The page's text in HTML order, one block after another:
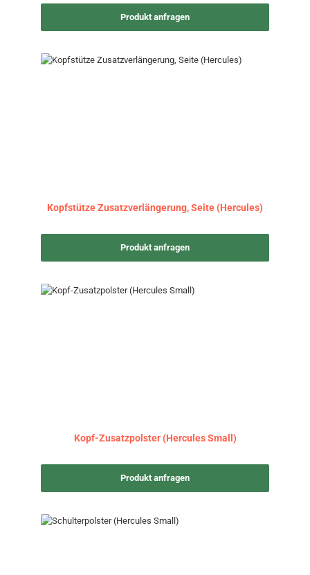
Produkt anfragen
Kopfstütze Zusatzverlängerung, Seite (Hercules)
Produkt anfragen
Kopf-Zusatzpolster (Hercules Small)
Produkt anfragen